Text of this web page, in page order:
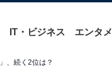
IT・ビジネス エンタメ
、続く2位は？